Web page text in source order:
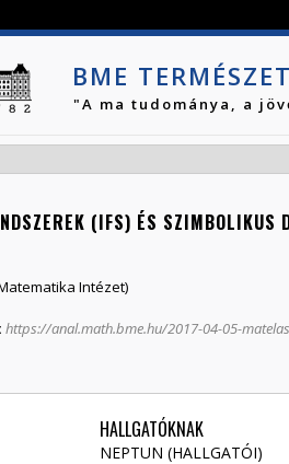
BME
"A ma tudománya, a
(IFS) ÉS SZIMBOLIKUS
Intézet)
https://anal.math.bme.hu/2017-04-05-
HALLGATÓKNAK
NEPTUN (HALLGATÓI)